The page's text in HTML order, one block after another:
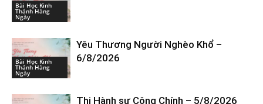
Bài Học Kinh
Thánh Hàng
Ngày
Bài Học Kinh
Thánh Hàng
Ngày
Yêu Thương Người Nghèo Khổ –
6/8/2026
Thi Hành sự Công Chính – 5/8/2026